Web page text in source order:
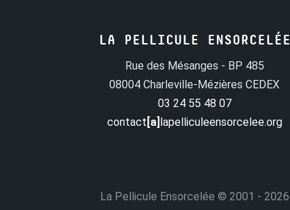
LA PELLICULE ENSORCELÉE
Rue des Mésanges - BP 485
08004 Charleville-Mézières CEDEX
03 24 55 48 07
contact [a] lapelliculeensorcelee.org
La Pellicule Ensorcelée © 2001 - 2026